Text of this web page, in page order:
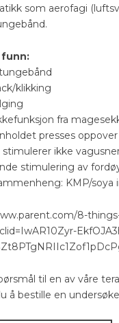
som aerofagi
funn:
klikking
fra
presses oppover
stimulerer ikke
stimulering av
KMP/soya
8-
til en av våre
å bestille en